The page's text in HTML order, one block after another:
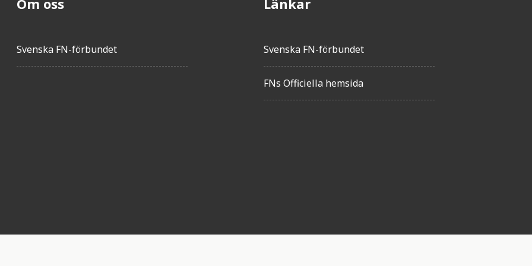
Om oss
Svenska FN-förbundet
Länkar
Svenska FN-förbundet
FNs Officiella hemsida